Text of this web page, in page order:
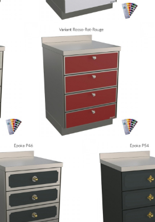
Síla ohně
a technologií